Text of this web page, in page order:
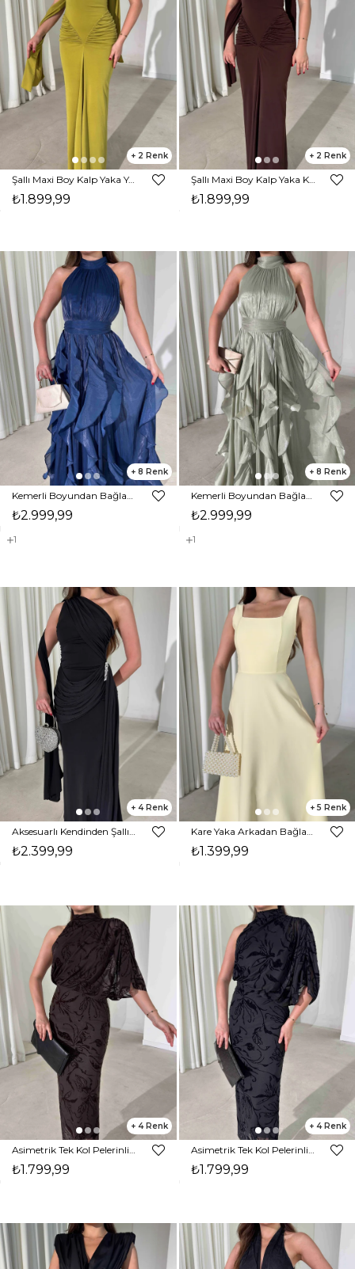
2
Şallı Maxi Boy Kalp Yaka Yağ Yeşili Rula Kadın Elbise 26Y396
₺1.899,99
2
Şallı Maxi Boy Kalp Yaka Kahverengi Rula Kadın Elbise 26Y396
₺1.899,99
8
Kemerli Boyundan Bağlamalı Maxi Lacivert Preston Kadın Elbise 26Y211
₺2.999,99
1
8
Kemerli Boyundan Bağlamalı Maxi Yeşil Preston Kadın Elbise 26Y211
₺2.999,99
1
4
Aksesuarlı Kendinden Şallı Drapeli Siyah Maxi Libby Kadın Elbise 26Y283
₺2.399,99
5
Kare Yaka Arkadan Bağlamalı Midi Boy Sarı Brandy Kadın Elbise 26Y163
₺1.399,99
4
Asimetrik Tek Kol Pelerinli Flok Baskı Kalem Maxi Kahverengi Berli Kadın Elbise 26Y335
₺1.799,99
4
Asimetrik Tek Kol Pelerinli Flok Baskı Kalem Maxi Siyah Berli Kadın Elbise 26Y335
₺1.799,99